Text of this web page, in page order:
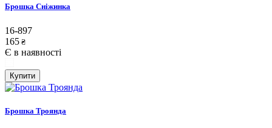
Брошка Сніжинка
16-897
165 ₴
Є в наявності
Купити
Брошка Троянда